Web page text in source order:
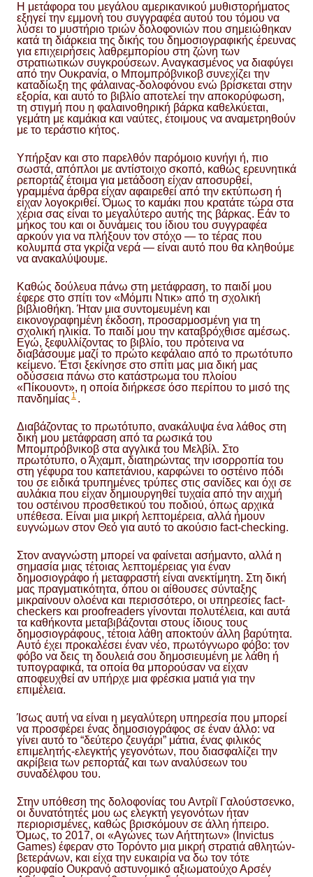
Η μετάφορα του μεγάλου αμερικανικού μυθιστορήματος
εξηγεί την εμμονή του συγγραφέα αυτού του τόμου να
λύσει το μυστήριο τριών δολοφονιών που σημειώθηκαν
κατά τη διάρκεια της δικής του δημοσιογραφικής έρευνας
για επιχειρήσεις λαθρεμπορίου στη ζώνη των
στρατιωτικών συγκρούσεων. Αναγκασμένος να διαφύγει
από την Ουκρανία, ο Μπομπρόβνικοβ συνεχίζει την
καταδίωξη της φάλαινας-δολοφόνου ενώ βρίσκεται στην
εξορία, και αυτό το βιβλίο αποτελεί την αποκορύφωση,
τη στιγμή που η φαλαινοθηρική βάρκα καθελκύεται,
γεμάτη με καμάκια και ναύτες, έτοιμους να αναμετρηθούν
με το τεράστιο κήτος.
Υπήρξαν και στο παρελθόν παρόμοιο κυνήγι ή, πιο
σωστά, απόπλοι με αντίστοιχο σκοπό, καθώς ερευνητικά
ρεπορτάζ έτοιμα για μετάδοση είχαν αποσυρθεί,
γραμμένα άρθρα είχαν αφαιρεθεί από την εκτύπωση ή
είχαν λογοκριθεί. Όμως το καμάκι που κρατάτε τώρα στα
χέρια σας είναι το μεγαλύτερο αυτής της βάρκας. Εάν το
μήκος του και οι δυνάμεις του ίδιου του συγγραφέα
αρκούν για να πλήξουν τον στόχο — το τέρας που
κολυμπά στα γκρίζα νερά — είναι αυτό που θα κληθούμε
να ανακαλύψουμε.
Καθώς δούλευα πάνω στη μετάφραση, το παιδί μου
έφερε στο σπίτι τον «Μόμπι Ντικ» από τη σχολική
βιβλιοθήκη. Ήταν μια συντομευμένη και
εικονογραφημένη έκδοση, προσαρμοσμένη για τη
σχολική ηλικία. Το παιδί μου την καταβρόχθισε αμέσως.
Εγώ, ξεφυλλίζοντας το βιβλίο, του πρότεινα να
διαβάσουμε μαζί το πρώτο κεφάλαιο από το πρωτότυπο
κείμενο. Έτσι ξεκίνησε στο σπίτι μας μια δική μας
οδύσσεια πάνω στο κατάστρωμα του πλοίου
«Πίκουοντ», η οποία διήρκεσε όσο περίπου το μισό της
πανδημίας 1 .
Διαβάζοντας το πρωτότυπο, ανακάλυψα ένα λάθος στη
δική μου μετάφραση από τα ρωσικά του
Μπομπρόβνικοβ στα αγγλικά του Μελβίλ. Στο
πρωτότυπο, ο Άχαμπ, διατηρώντας την ισορροπία του
στη γέφυρα του καπετάνιου, καρφώνει το οστέινο πόδι
του σε ειδικά τρυπημένες τρύπες στις σανίδες και όχι σε
αυλάκια που είχαν δημιουργηθεί τυχαία από την αιχμή
του οστέινου προσθετικού του ποδιού, όπως αρχικά
υπέθεσα. Είναι μια μικρή λεπτομέρεια, αλλά ήμουν
ευγνώμων στον Θεό για αυτό το ακούσιο fact-checking.
Στον αναγνώστη μπορεί να φαίνεται ασήμαντο, αλλά η
σημασία μιας τέτοιας λεπτομέρειας για έναν
δημοσιογράφο ή μεταφραστή είναι ανεκτίμητη. Στη δική
μας πραγματικότητα, όπου οι αίθουσες σύνταξης
μικραίνουν ολοένα και περισσότερο, οι υπηρεσίες fact-
checkers και proofreaders γίνονται πολυτέλεια, και αυτά
τα καθήκοντα μεταβιβάζονται στους ίδιους τους
δημοσιογράφους, τέτοια λάθη αποκτούν άλλη βαρύτητα.
Αυτό έχει προκαλέσει έναν νέο, πρωτόγνωρο φόβο: τον
φόβο να δεις τη δουλειά σου δημοσιευμένη με λάθη ή
τυπογραφικά, τα οποία θα μπορούσαν να είχαν
αποφευχθεί αν υπήρχε μια φρέσκια ματιά για την
επιμέλεια.
Ίσως αυτή να είναι η μεγαλύτερη υπηρεσία που μπορεί
να προσφέρει ένας δημοσιογράφος σε έναν άλλο: να
γίνει αυτό το “δεύτερο ζευγάρι” μάτια, ένας φιλικός
επιμελητής-ελεγκτής γεγονότων, που διασφαλίζει την
ακρίβεια των ρεπορτάζ και των αναλύσεων του
συναδέλφου του.
Στην υπόθεση της δολοφονίας του Αντρίϊ Γαλούστσενκο,
οι δυνατότητές μου ως ελεγκτή γεγονότων ήταν
περιορισμένες, καθώς βρισκόμουν σε άλλη ήπειρο.
Όμως, το 2017, οι «Αγώνες των Αήττητων» (Invictus
Games) έφεραν στο Τορόντο μια μικρή στρατιά αθλητών-
βετεράνων, και είχα την ευκαιρία να δω τον τότε
κορυφαίο Ουκρανό αστυνομικό αξιωματούχο Αρσέν